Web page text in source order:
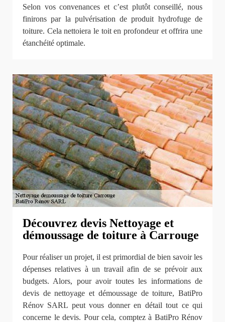
Selon vos convenances et c’est plutôt conseillé, nous
finirons par la pulvérisation de produit hydrofuge de
toiture. Cela nettoiera le toit en profondeur et offrira une
étanchéité optimale.
Découvrez devis Nettoyage et
démoussage de toiture à Carrouge
Pour réaliser un projet, il est primordial de bien savoir les
dépenses relatives à un travail afin de se prévoir aux
budgets. Alors, pour avoir toutes les informations de
devis de nettoyage et démoussage de toiture, BatiPro
Rénov SARL peut vous donner en détail tout ce qui
concerne le devis. Pour cela, comptez à BatiPro Rénov